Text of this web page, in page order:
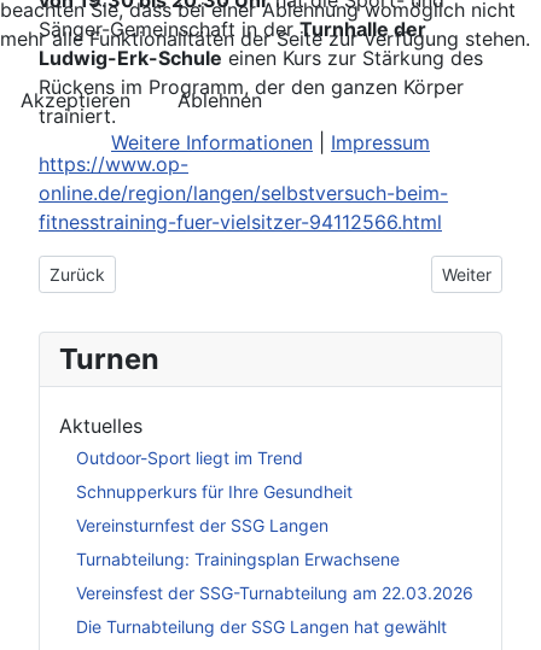
Turnen
Aktuelles
Outdoor-Sport liegt im Trend
Schnupperkurs für Ihre Gesundheit
Vereinsturnfest der SSG Langen
Turnabteilung: Trainingsplan Erwachsene
Vereinsfest der SSG-Turnabteilung am 22.03.2026
Die Turnabteilung der SSG Langen hat gewählt
Sänger-Gemeinschaft in derTurnhalle der
Ludwig-Erk-Schule einen Kurs zur Stärkung des
Rückens im Programm, der den ganzen Körper
trainiert.
https://www.op-
online.de/region/langen/selbstversuch-beim-
fitnesstraining-fuer-vielsitzer-94112566.html
Vorheriger Beitrag: SSG Langen richtet die Abnahme des
Zurück Nächster
Weiter
beachten Sie, dass bei einer Ablehnung womöglich nicht
mehr alle Funktionalitäten der Seite zur Verfügung stehen.
Akzeptieren
Ablehnen
Weitere Informationen
Impressum